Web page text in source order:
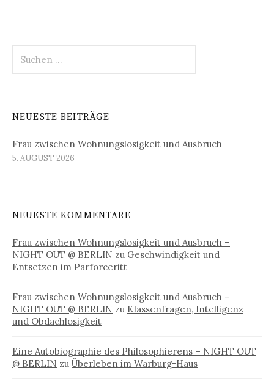
nach:
NEUESTE BEITRÄGE
Frau zwischen Wohnungslosigkeit und Ausbruch
5. AUGUST 2026
NEUESTE KOMMENTARE
Frau zwischen Wohnungslosigkeit und Ausbruch –
NIGHT OUT @ BERLIN zu Geschwindigkeit und
Entsetzen im Parforceritt
Frau zwischen Wohnungslosigkeit und Ausbruch –
NIGHT OUT @ BERLIN zu Klassenfragen, Intelligenz
und Obdachlosigkeit
Eine Autobiographie des Philosophierens – NIGHT OUT
@ BERLIN zu Überleben im Warburg-Haus